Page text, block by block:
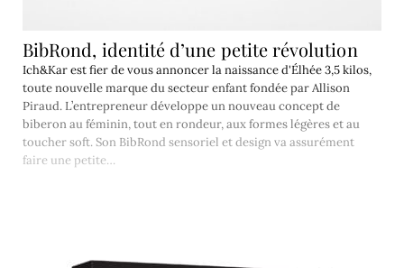
BibRond, identité d’une petite révolution
Ich&Kar est fier de vous annoncer la naissance d'Élhée 3,5 kilos,
toute nouvelle marque du secteur enfant fondée par Allison
Piraud. L’entrepreneur développe un nouveau concept de
biberon au féminin, tout en rondeur, aux formes légères et au
toucher soft. Son BibRond sensoriel et design va assurément
faire une petite…